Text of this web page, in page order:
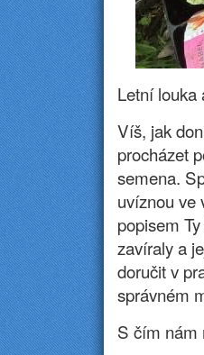
Letní louka
Víš, jak
procházet
semena.
uvíznou ve
popisem
zavíraly a
doručit v
správném
S čím nám